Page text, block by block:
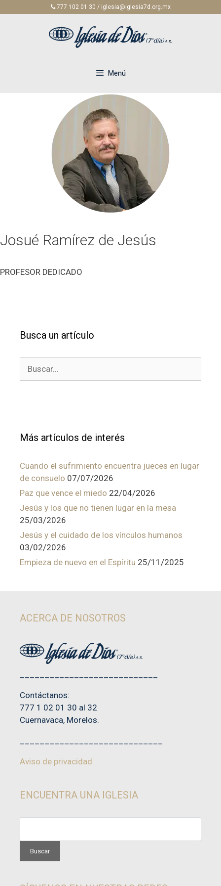
777 102 01 30 / iglesia@iglesia7d.org.mx
Menú
Josué Ramírez de Jesús
PROFESOR DEDICADO
Busca un artículo
Más artículos de interés
Cuando el sufrimiento encuentra jueces en lugar
de consuelo 07/07/2026
Paz que vence el miedo 22/04/2026
Jesús y los que no tienen lugar en la mesa
25/03/2026
Jesús y el cuidado de los vínculos humanos
03/02/2026
Empieza de nuevo en el Espíritu 25/11/2025
ACERCA DE NOSOTROS
Contáctanos:
777 1 02 01 30 al 32
Cuernavaca, Morelos.
Aviso de privacidad
ENCUENTRA UNA IGLESIA